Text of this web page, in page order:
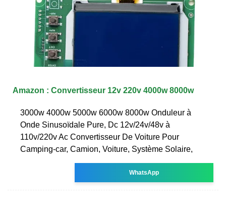
Amazon : Convertisseur 12v 220v 4000w 8000w
3000w 4000w 5000w 6000w 8000w Onduleur à
Onde Sinusoïdale Pure, Dc 12v/24v/48v à
110v/220v Ac Convertisseur De Voiture Pour
Camping-car, Camion, Voiture, Système Solaire,
WhatsApp